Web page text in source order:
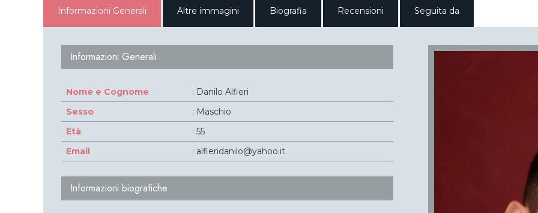
Informazioni Generali Altre immagini Biografia Recensioni Seguita da
Informazioni Generali
Nome e Cognome
: Danilo Alfieri
Sesso
: Maschio
Età
: 55
Email
: alfieridanilo@yahoo.it
Informazioni biografiche